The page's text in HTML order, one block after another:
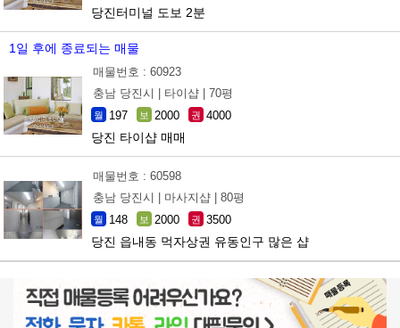
당진터미널 도보 2분
1일 후에 종료되는 매물
매물번호 : 60923
충남 당진시 |
타이샵 | 70평
월 197 보 2000 권 4000
당진 타이샵 매매
매물번호 : 60598
충남 당진시 |
마사지샵 | 80평
월 148 보 2000 권 3500
당진 읍내동 먹자상권 유동인구 많은 샵